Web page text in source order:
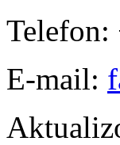
Telefon:
E-mail: